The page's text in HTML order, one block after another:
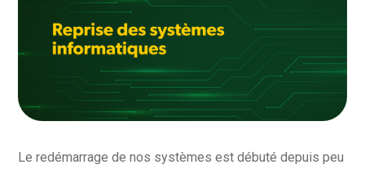
Le redémarrage de nos systèmes est débuté depuis peu